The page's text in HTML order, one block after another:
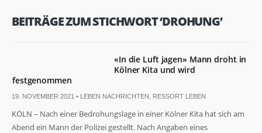
BEITRÄGE ZUM STICHWORT ‘DROHUNG’
«In die Luft jagen» Mann droht in
Kölner Kita und wird
festgenommen
19. NOVEMBER 2021 • LEBEN NACHRICHTEN RESSORT LEBEN
KÖLN – Nach einer Bedrohungslage in einer Kölner Kita hat sich am
Abend ein Mann der Polizei gestellt. Nach Angaben eines